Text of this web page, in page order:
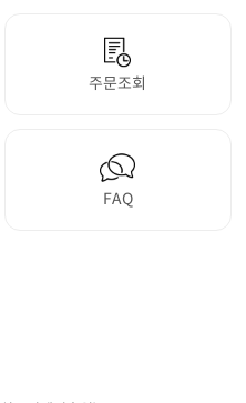
주문조회
FAQ